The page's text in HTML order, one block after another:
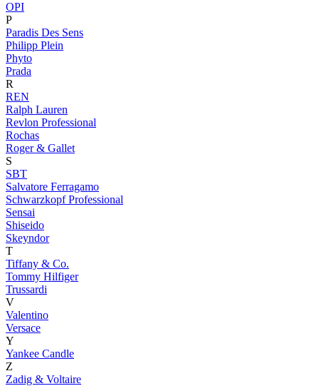
OPI
P
Paradis Des Sens
Philipp Plein
Phyto
Prada
R
REN
Ralph Lauren
Revlon Professional
Rochas
Roger & Gallet
S
SBT
Salvatore Ferragamo
Schwarzkopf Professional
Sensai
Shiseido
Skeyndor
T
Tiffany & Co.
Tommy Hilfiger
Trussardi
V
Valentino
Versace
Y
Yankee Candle
Z
Zadig & Voltaire